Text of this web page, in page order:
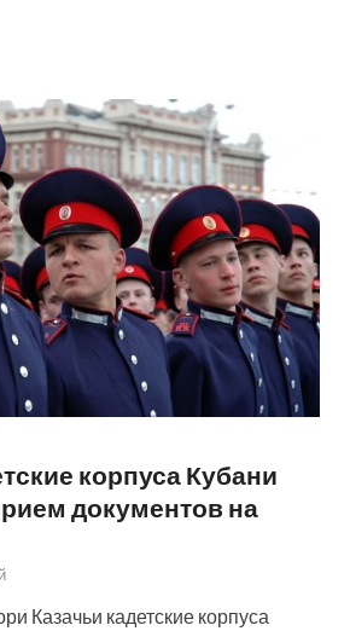
корпуса Кубани
документов на
Казачьи кадетские корпуса